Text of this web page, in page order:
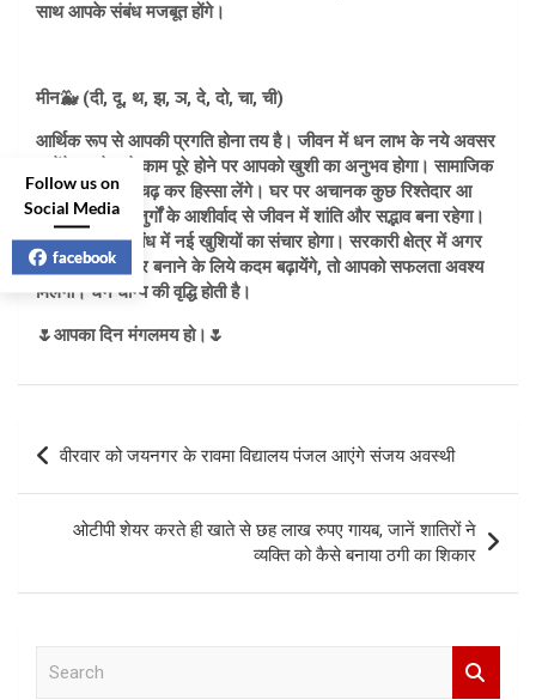
साथ आपके संबंध मजबूत होंगे।
मीन🐳 (दी, दू, थ, झ, ञ, दे, दो, चा, ची)
आर्थिक रूप से आपकी प्रगति होना तय है। जीवन में धन लाभ के नये अवसर
आयेंगे। रूके हुये काम पूरे होने पर आपको खुशी का अनुभव होगा। सामाजिक
कार्यों में आप बढ़-चढ़ कर हिस्सा लेंगे। घर पर अचानक कुछ रिश्तेदार आ
सकते हैं। बड़े-बुजुर्गों के आशीर्वाद से जीवन में शांति और सद्भाव बना रहेगा।
आपके दाम्पत्य संबंध में नई खुशियों का संचार होगा। सरकारी क्षेत्र में अगर
आप अपना करियर बनाने के लिये कदम बढ़ायेंगे, तो आपको सफलता अवश्य
मिलेगी। धन धान्य की वृद्धि होती है।
🌷आपका दिन मंगलमय हो।🌷
Post
navigation
वीरवार को जयनगर के रावमा विद्यालय पंजल आएंगे संजय अवस्थी
ओटीपी शेयर करते ही खाते से छह लाख रुपए गायब, जानें शातिरों ने
व्यक्ति को कैसे बनाया ठगी का शिकार
Follow us on
Social Media
facebook